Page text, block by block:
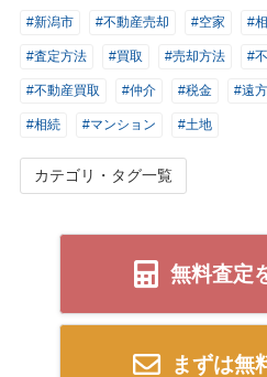
#新潟市 #不動産売却 #空家 #
#査定方法 #買取 #売却方法 #
#不動産買取 #仲介 #税金 #遠方
#相続 #マンション #土地
カテゴリ・タグ一覧
無料査定
まずは無